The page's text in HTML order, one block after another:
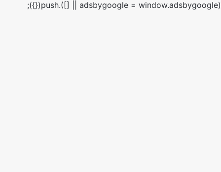
(adsbygoogle = window.adsbygoogle || []).push({});